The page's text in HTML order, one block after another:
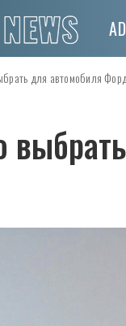
для автомобиля Форд